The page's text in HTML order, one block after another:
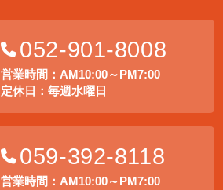
052-901-8008
営業時間：AM10:00～PM7:00
定休日：毎週水曜日
059-392-8118
営業時間：AM10:00～PM7:00